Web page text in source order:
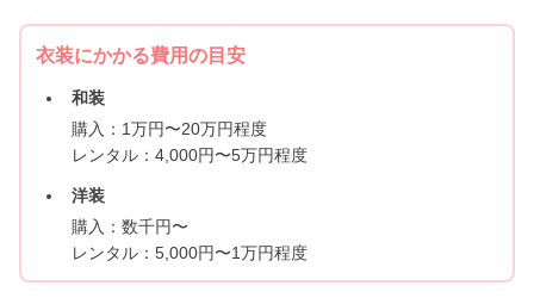
衣装にかかる費用の目安
和装
購入：1万円〜20万円程度
レンタル：4,000円〜5万円程度
洋装
購入：数千円〜
レンタル：5,000円〜1万円程度